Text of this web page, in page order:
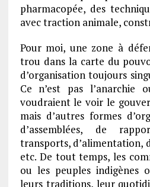
pharmacopée, des
avec traction animale,
Pour moi, une zone à
trou dans la carte du
d’organisation toujours
Ce n’est pas l’anarchie
voudraient le voir le
mais d’autres formes
d’assemblées, de
transports, d’alimentation,
etc. De tout temps, les
ou les peuples indigènes
leurs traditions, leur